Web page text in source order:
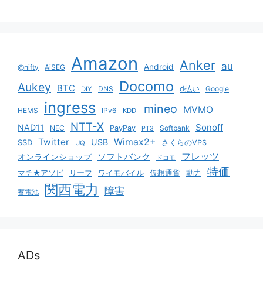
@nifty AiSEG Amazon Android Anker au
Aukey BTC DIY DNS Docomo d払い Google
HEMS ingress IPv6 KDDI mineo MVMO
NAD11 NEC NTT-X PayPay PT3 Softbank Sonoff
SSD Twitter UQ USB Wimax2+ さくらのVPS
オンラインショップ ソフトバンク ドコモ フレッツ
マチ★アソビ リーフ ワイモバイル 仮想通貨 動力 特価
蓄電池 関西電力 障害
ADs